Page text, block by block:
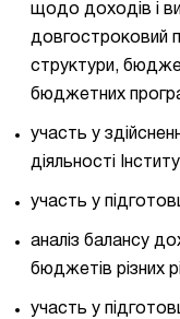
щодо доходів і
довгостроковий
структури,
бюджетних
участь у
діяльності
участь у
аналіз балансу
бюджетів різних
участь у